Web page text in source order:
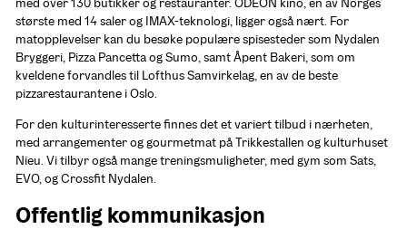
største med 14 saler og IMAX-teknologi, ligger også nært. For
matopplevelser kan du besøke populære spisesteder som Nydalen
Bryggeri, Pizza Pancetta og Sumo, samt Åpent Bakeri, som om
kveldene forvandles til Lofthus Samvirkelag, en av de beste
pizzarestaurantene i Oslo.
For den kulturinteresserte finnes det et variert tilbud i nærheten,
med arrangementer og gourmetmat på Trikkestallen og kulturhuset
Nieu. Vi tilbyr også mange treningsmuligheter, med gym som Sats,
EVO, og Crossfit Nydalen.
Offentlig kommunikasjon